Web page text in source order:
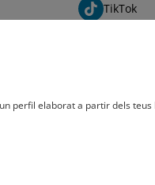
perfil elaborat a partir dels teus
TikTok